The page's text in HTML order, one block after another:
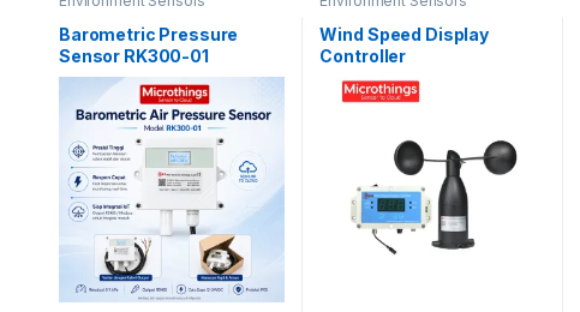
Barometric Pressure
Sensor RK300-01
Wind Speed Display
Controller